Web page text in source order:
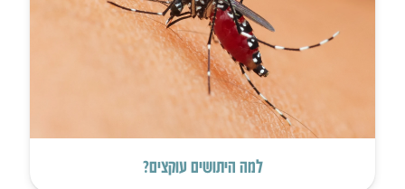
למה היתושים עוקצים?